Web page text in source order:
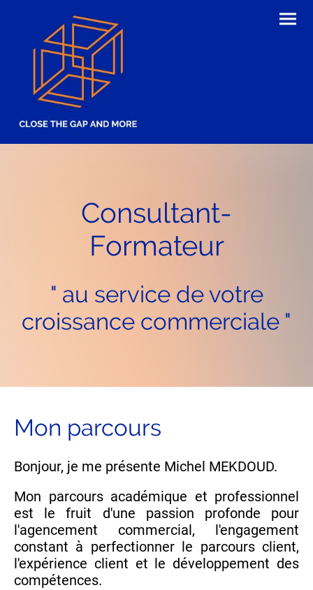
Consultant-
Formateur
" au service de votre
croissance commerciale "
Mon parcours
Bonjour, je me présente Michel MEKDOUD.
Mon parcours académique et professionnel
est le fruit d'une passion profonde pour
l'agencement commercial, l'engagement
constant à perfectionner le parcours client,
l'expérience client et le développement des
compétences.